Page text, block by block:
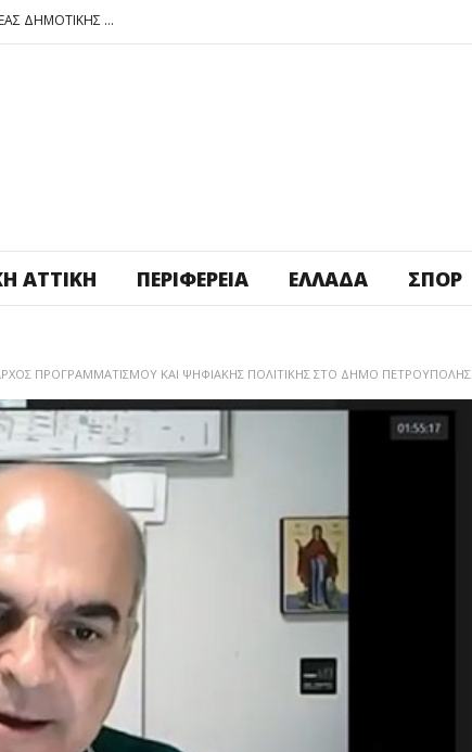
ΠΕΤΡΟΥΠΟΛΗ: ΕΞΟΡΜΗΣΗ ΤΗΣ ΝΕΑΣ ΔΗΜΟΤΙΚΗΣ ΑΡΧΗΣ ΣΤΑ ΣΧΟΛΕΙΑ
ΑΤΤΙΚΉ ΠΕΡΙΦΈΡΕΙΑ ΕΛΛΆΔΑ ΣΠΟΡ
ΠΡΟΓΡΑΜΜΑΤΙΣΜΟΥ ΚΑΙ ΨΗΦΙΑΚΗΣ ΠΟΛΙΤΙΚΗΣ ΣΤΟ ΔΗΜΟ ΠΕΤΡΟΥΠΟΛΗΣ